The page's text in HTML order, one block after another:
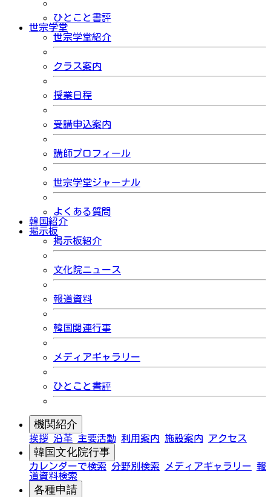
ひとこと書評
世宗学堂
世宗学堂紹介
クラス案内
授業日程
受講申込案内
講師プロフィール
世宗学堂ジャーナル
よくある質問
韓国紹介
掲示板
掲示板紹介
文化院ニュース
報道資料
韓国関連行事
メディアギャラリー
ひとこと書評
機関紹介
挨拶 沿革 主要活動 利用案内 施設案内 アクセス
韓国文化院行事
カレンダーで検索 分野別検索 メディアギャラリー 報
道資料検索
各種申請